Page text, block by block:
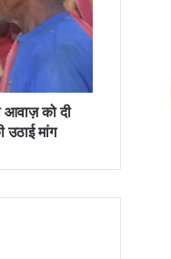
आवाज़ को दी
मांग